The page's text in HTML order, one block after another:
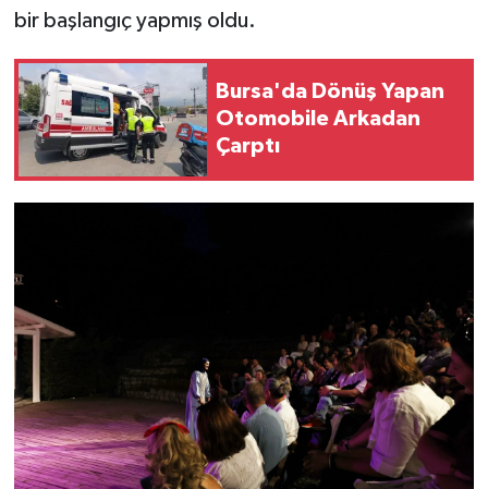
bir başlangıç yapmış oldu.
Bursa'da Dönüş Yapan
Otomobile Arkadan
Çarptı